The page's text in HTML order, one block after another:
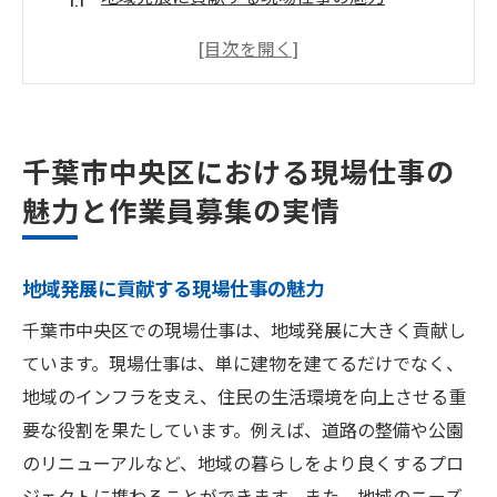
作業員募集の背景と現状
作業員募集の応募方法とポイント
成長する千葉市中央区で現場仕事を見つける方
求人情報の効果的な探し方
地元企業とのネットワーク活用術
オンライン求人サイトの活用法
地域の求人フェアとイベント参加
職業紹介所を利用した効率的な探し方
未経験者でも安心！現場仕事への転職サポ
千葉市中央区における現場仕事の
魅力と作業員募集の実情
地域発展に貢献する現場仕事の魅力
千葉市中央区での現場仕事は、地域発展に大きく貢献し
ています。現場仕事は、単に建物を建てるだけでなく、
地域のインフラを支え、住民の生活環境を向上させる重
要な役割を果たしています。例えば、道路の整備や公園
のリニューアルなど、地域の暮らしをより良くするプロ